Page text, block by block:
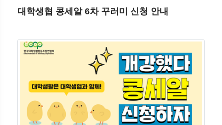
대학생협 콩세알 6차 꾸러미 신청 안내